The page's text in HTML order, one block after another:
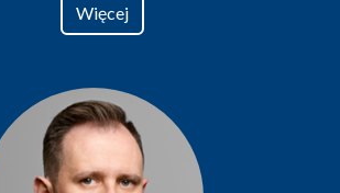
Więcej